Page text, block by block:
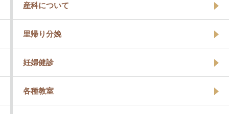
産科について
里帰り分娩
妊婦健診
各種教室